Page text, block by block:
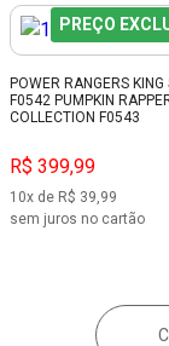
PREÇO
POWER RANGERS KING
F0542 PUMPKIN
COLLECTION F0543
R$ 399,99
10x de R$ 39,99
sem juros no cartão